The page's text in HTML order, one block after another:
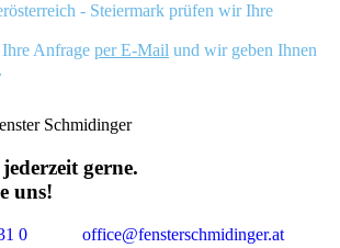
- Steiermark prüfen wir Ihre
Anfrage per E-Mail und wir geben Ihnen
gerne.
uns!
0 office@fensterschmidinger.at